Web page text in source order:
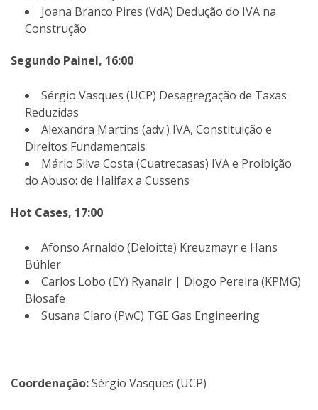
Joana Branco Pires (VdA) Dedução do IVA na
Construção
Segundo Painel, 16:00
Sérgio Vasques (UCP) Desagregação de Taxas
Reduzidas
Alexandra Martins (adv.) IVA, Constituição e
Direitos Fundamentais
Mário Silva Costa (Cuatrecasas) IVA e Proibição
do Abuso: de Halifax a Cussens
Hot Cases, 17:00
Afonso Arnaldo (Deloitte) Kreuzmayr e Hans
Bühler
Carlos Lobo (EY) Ryanair | Diogo Pereira (KPMG)
Biosafe
Susana Claro (PwC) TGE Gas Engineering
Coordenação:Sérgio Vasques (UCP)